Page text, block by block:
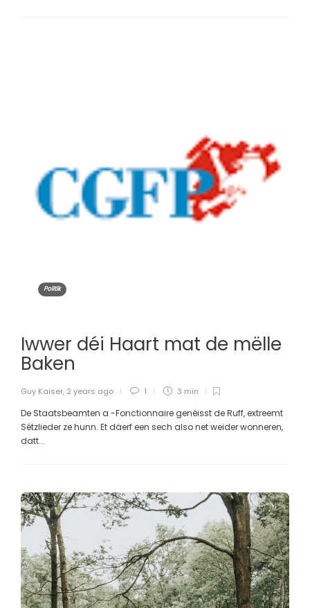
Politik
Iwwer déi Haart mat de mëlle
Baken
Guy Kaiser, 2 years ago 1 3 min
De Staatsbeamten a -Fonctionnaire genéisst de Ruff, extreemt
Sëtzlieder ze hunn. Et däerf een sech also net weider wonneren,
datt...